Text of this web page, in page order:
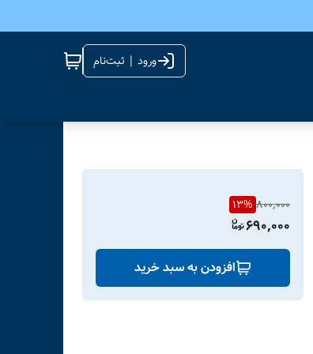
ورود | ثبت‌نام
800,000
13%
690,000
افزودن به سبد خرید